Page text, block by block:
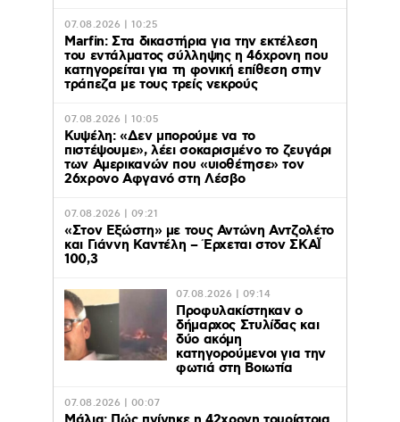
07.08.2026 | 10:25
Marfin: Στα δικαστήρια για την εκτέλεση
του εντάλματος σύλληψης η 46χρονη που
κατηγορείται για τη φονική επίθεση στην
τράπεζα με τους τρείς νεκρούς
07.08.2026 | 10:05
Κυψέλη: «Δεν μπορούμε να το
πιστέψουμε», λέει σοκαρισμένο το ζευγάρι
των Αμερικανών που «υιοθέτησε» τον
26χρονο Αφγανό στη Λέσβο
07.08.2026 | 09:21
«Στον Εξώστη» με τους Αντώνη Αντζολέτο
και Γιάννη Καντέλη – Έρχεται στον ΣΚΑΪ
100,3
07.08.2026 | 09:14
Προφυλακίστηκαν ο
δήμαρχος Στυλίδας και
δύο ακόμη
κατηγορούμενοι για την
φωτιά στη Βοιωτία
07.08.2026 | 00:07